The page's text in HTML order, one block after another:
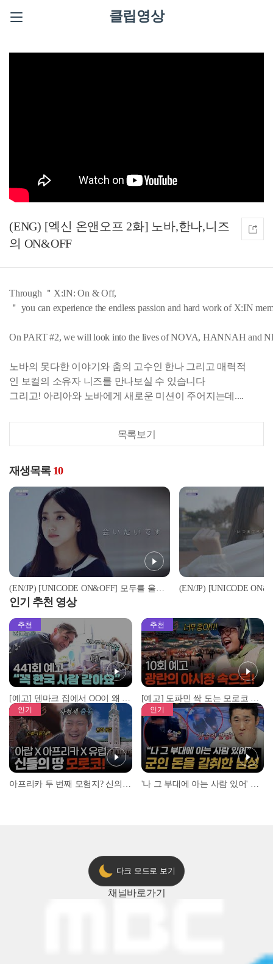
클립영상
(ENG) [엑신 온앤오프 2화] 노바,한나,니즈
의 ON&OFF
Through ＂X:IN: On & Off,
＂ you can experience the endless passion and hard work of X:IN
On PART #2, we will look into the lives of NOVA, HANNAH and
노바의 못다한 이야기와 춤의 고수인 한나 그리고 매력적
인 보컬의 소유자 니즈를 만나보실 수 있습니다
그리고! 아리아와 노바에게 새로운 미션이 주어지는데....
목록보기
재생목록 10
(EN/JP) [UNICODE ON&OFF] 모두를 울린 소녀들의 속마음 - EP.5
인기 추천 영상
추천
[예고] 덴마크 집에서 OO이 왜 나와...? 이상할 정도로 한국을 사랑하는 우리 형을 제보합니다!
추천
[예고] 도파민 싹 도는 모로코 야시장 투어!
인기 인기
다크 모드로 보기
채널바로가기